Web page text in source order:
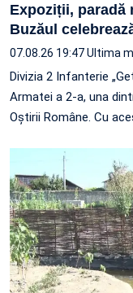
Expoziții, paradă
Buzăul
07.08.26 19:47Ultima
Divizia 2 Infanterie
Armatei a 2-a, una
Oștirii Române. Cu